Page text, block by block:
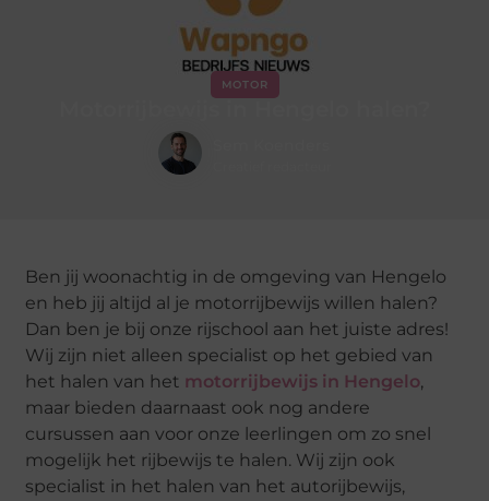
MOTOR
Ben jij woonachtig in de omgeving van Hengelo
en heb jij altijd al je motorrijbewijs willen halen?
Dan ben je bij onze rijschool aan het juiste adres!
Wij zijn niet alleen specialist op het gebied van
het halen van het motorrijbewijs in Hengelo,
maar bieden daarnaast ook nog andere
cursussen aan voor onze leerlingen om zo snel
mogelijk het rijbewijs te halen. Wij zijn ook
specialist in het halen van het autorijbewijs,